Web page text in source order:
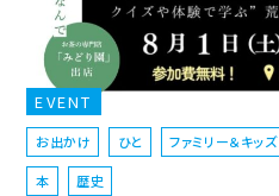
EVENT
お出かけ ひと ファミリー＆キッズ
本 歴史